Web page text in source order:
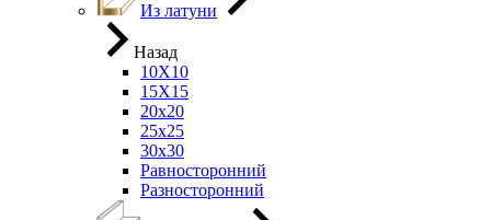
Из латуни
Назад
10Х10
15Х15
20х20
25х25
30х30
Равносторонний
Разносторонний